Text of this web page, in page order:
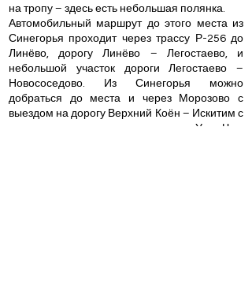
на тропу – здесь есть небольшая полянка.
Автомобильный маршрут до этого места из
Синегорья проходит через трассу Р-256 до
Линёво, дорогу Линёво – Легостаево, и
небольшой участок дороги Легостаево –
Новососедово. Из Синегорья можно
добраться до места и через Морозово с
выездом на дорогу Верхний Коён – Искитим с
последующим левым поворотом на Усть-Чем